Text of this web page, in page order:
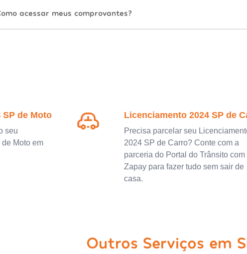
acessar meus comprovantes?
de Moto
seu
Moto em
Licenciamento 2024 SP de
Precisa parcelar seu
2024 SP de Carro? Conte com a
parceria do Portal do Trânsito com
Zapay para fazer tudo sem sair de
casa.
Outros Serviços em